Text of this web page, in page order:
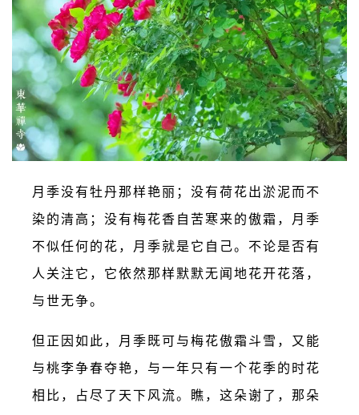
月季没有牡丹那样艳丽；没有荷花出淤泥而不
染的清高；没有梅花香自苦寒来的傲霜，月季
不似任何的花，月季就是它自己。不论是否有
人关注它，它依然那样默默无闻地花开花落，
与世无争。
但正因如此，月季既可与梅花傲霜斗雪，又能
与桃李争春夺艳，与一年只有一个花季的时花
相比，占尽了天下风流。瞧，这朵谢了，那朵